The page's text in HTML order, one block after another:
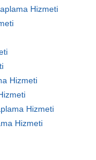
Hizmeti
Hizmeti
Hizmeti
Hizmeti